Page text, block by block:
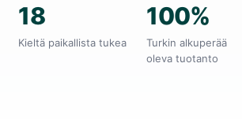
18
Kieltä paikallista tukea
100%
Turkin alkuperää
oleva tuotanto